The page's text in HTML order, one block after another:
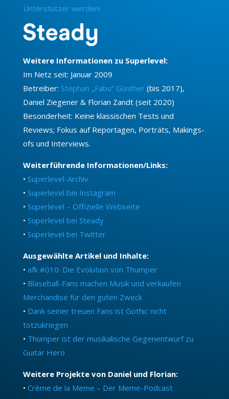
Unterstützer werden!
Weitere Informationen zu Superlevel:
Im Netz seit: Januar 2009
Betreiber: Stephan „Fabu“ Günther(bis 2017),
Daniel Ziegener & Florian Zandt (seit 2020)
Besonderheit: Keine klassischen Tests und
Reviews; Fokus auf Reportagen, Porträts, Makings-
ofs und Interviews.
Weiterführende Informationen/Links:
• Superlevel-Archiv
• Superlevel bei Instagram
• Superlevel – Offizielle Webseite
• Superlevel bei Steady
• Superlevel bei Twitter
Ausgewählte Artikel und Inhalte:
• afk #010: Die Evolution von Thumper
• Blaseball-Fans machen Musik und verkaufen
Merchandise für den guten Zweck
• Dank seiner treuen Fans ist Gothic nicht
totzukriegen
• Thumper ist der musikalische Gegenentwurf zu
Guitar Hero
Weitere Projekte von Daniel und Florian:
• Crème de la Meme – Der Meme-Podcast